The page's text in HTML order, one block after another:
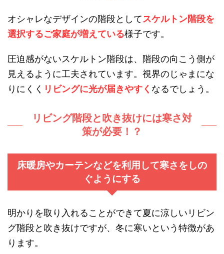
オシャレなデザインの階段としてスケルトン階段を
選択するご家庭が増えている様子です。
圧迫感がないスケルトン階段は、階段の向こう側が
見えるように工夫されています。視界のじゃまにな
りにくく リビングに光が届きやすく なるでしょう。
リビング階段と吹き抜けには寒さ対
策が必要！？
床暖房やカーテンなどを利用して寒さをしの
ぐようにする
明かりを取り入れることができて夏に涼しいリビン
グ階段と吹き抜けですが、冬に寒いという特徴があ
ります。